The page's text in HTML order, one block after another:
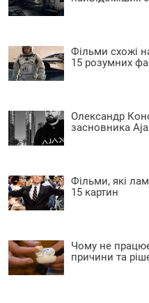
Фільми схожі
15 розумних
Олександр
засновника
Фільми, які
15 картин
Чому не
причини та